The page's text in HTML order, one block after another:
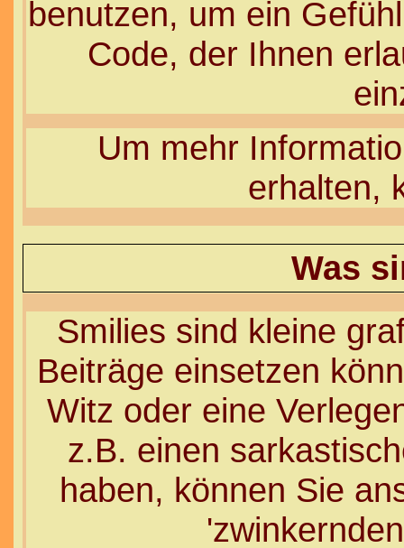
benutzen, um ein
Code, der Ihnen
Um mehr
erhalten,
Was
Smilies sind kleine
Beiträge einsetzen
Witz oder eine
z.B. einen
haben, können Sie